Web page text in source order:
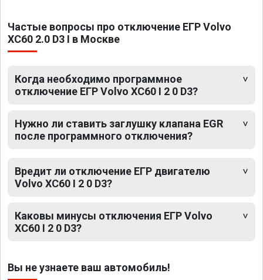
Частые вопросы про отключение ЕГР Volvo
XC60 2.0 D3 I в Москве
Когда необходимо программное
отключение ЕГР Volvo XC60 I 2 0 D3?
Нужно ли ставить заглушку клапана EGR
после программного отключения?
Вредит ли отключение ЕГР двигателю
Volvo XC60 I 2 0 D3?
Каковы минусы отключения ЕГР Volvo
XC60 I 2 0 D3?
Вы не узнаете ваш автомобиль!